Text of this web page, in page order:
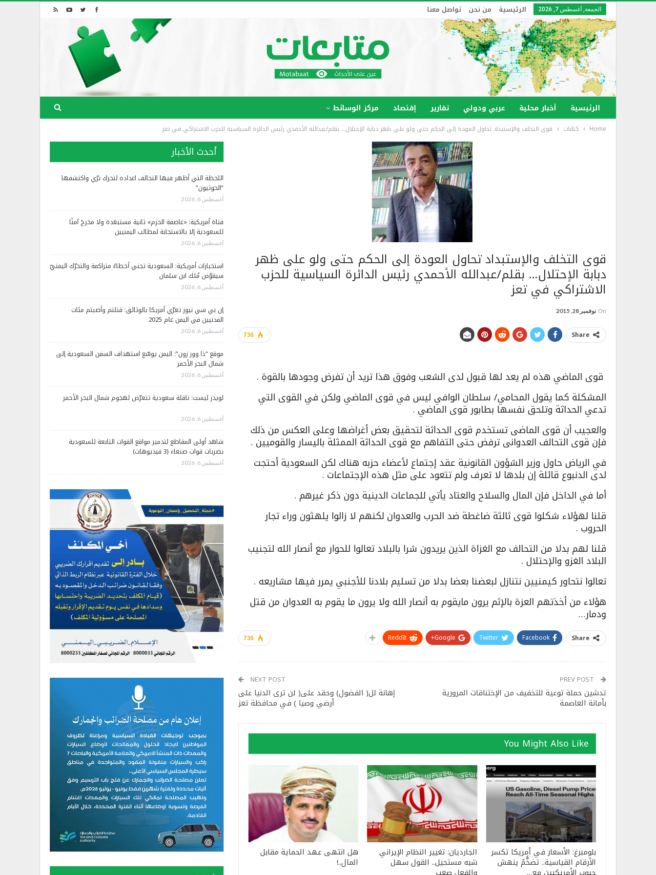
الجمعة, أغسطس 7, 2026 الرئيسية من نحن تواصل معنا
الرئيسية أخبار محلية عربي ودولي تقارير إقتصاد مركز الوسائط
Home كتابات قوى التخلف والإستبداد تحاول العودة إلى الحكم حتى ولو على ظهر دبابة الإحتلال… بقلم/عبدالله الأحمدي رئيس الدائرة السياسية للحزب الاشتراكي في تعز
قوى التخلف والإستبداد تحاول العودة إلى الحكم حتى ولو على ظهر
دبابة الإحتلال… بقلم/عبدالله الأحمدي رئيس الدائرة السياسية للحزب
الاشتراكي في تعز
On نوفمبر 28, 2015
736 Share
قوى الماضي هذه لم يعد لها قبول لدى الشعب وفوق هذا تريد أن تفرض وجودها بالقوة .
المشكلة كما يقول المحامي/ سلطان الوافي ليس في قوى الماضي ولكن في القوى التي
تدعي الحداثة وتلحق نفسها بطابور قوى الماضي .
والعجيب أن قوى الماضى تستخدم قوى الحداثة لتحقيق بعض أغراضها وعلى العكس من ذلك
فإن قوى التحالف العدوانى ترفض حتى التفاهم مع قوى الحداثة الممثلة باليسار والقوميين .
في الرياض حاول وزير الشؤون القانونية عقد إجتماع لأعضاء حزبه هناك لكن السعودية أحتجت
لدى الدنبوع قائلة إن بلدها لا تعرف ولم تتعود على مثل هذه الإجتماعات .
أما في الداخل فإن المال والسلاح والعتاد يأتي للجماعات الدينية دون ذكر غيرهم .
قلنا لهؤلاء شكلوا قوى ثالثة ضاغطة ضد الحرب والعدوان لكنهم لا زالوا يلهثون وراء تجار
الحروب .
قلنا لهم بدلا من التحالف مع الغزاة الذين يريدون شرا بالبلاد تعالوا للحوار مع أنصار الله لتجنيب
البلاد الغزو والإحتلال .
تعالوا نتحاور كيمنيين نتنازل لبعضنا بعضا بدلا من تسليم بلادنا للأجنبي يمرر فيها مشاريعه .
هؤلاء من أخذتهم العزة بالإثم يرون مايقوم به أنصار الله ولا يرون ما يقوم به العدوان من قتل
ودمار…
736 Share
Facebook
Twitter
Google+
ReddIt
تدشين حملة توعية للتخفيف من الإختناقات المرورية
بأمانة العاصمة
NEXT POST
إهانة لل( الفضول) وحقد على( لن ترى الدنيا على
أرضي وصيا ) في محافظة تعز
You Might Also Like
بلومبرغ: الأسعار في أمريكا تكسر
الأرقام القياسية.. تضخُّمٌ ينهش
الجارديان: تغيير النظام الإيراني
شبه مستحيل.. القول سهل
هل انتهى عهد الحماية مقابل
المال..!
أحدث الأخبار
اللحظة التي أظهر فيها التحالف اعداده لتحرك برّي واكتشفها
“الحوثيون”
أغسطس 6, 2026
قناة أمريكية: «عاصفة الحزم» ثانية مستبعَدة ولا مخرجَ آمنًا
للسعودية إلا بالاستجابة لمطالب اليمنيين
أغسطس 6, 2026
استخبارات أمريكية: السعودية تجني أخطاءً متراكمة والتحرّك اليمنيّ
سيقوّض مُلك ابن سلمان
أغسطس 6, 2026
إن بي سي نيوز تعرّي أمريكا بالوثائق: قتلتم وأصبتم مئات
المدنيين في اليمن عام 2025
أغسطس 6, 2026
موقع “ذا وور زون”: اليمن يوسّع استهداف السفن السعودية إلى
شمال البحر الأحمر
أغسطس 6, 2026
لويدز ليست: ناقلة سعودية تتعرّض لهجوم شمال البحر الأحمر
أغسطس 6, 2026
شاهد أولى المقاطع لتدمير مواقع القوات التابعة للسعودية
بضربات قوات صنعاء (3 فيديوهات)
أغسطس 6, 2026